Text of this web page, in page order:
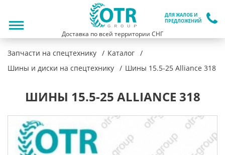
ДЛЯ ЖАЛОБ И
ПРЕДЛОЖЕНИЙ
Доставка по всей территории СНГ
Запчасти на спецтехнику
Каталог
Шины и диски на спецтехнику
Шины 15.5-25 Alliance 318
ШИНЫ 15.5-25 ALLIANCE 318